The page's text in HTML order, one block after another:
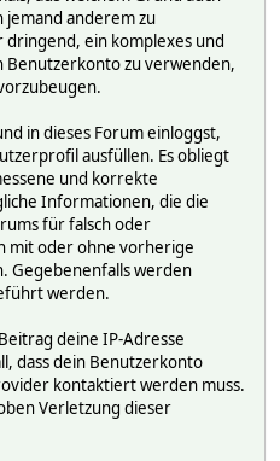
jemand anderem zu
ein komplexes und
Benutzerkonto zu verwenden,
in dieses Forum einloggst,
ausfüllen. Es obliegt
und korrekte
Informationen, die die
für falsch oder
mit oder ohne vorherige
Gegebenenfalls werden
werden.
deine IP-Adresse
dass dein Benutzerkonto
kontaktiert werden muss.
Verletzung dieser